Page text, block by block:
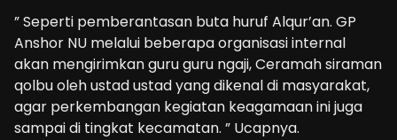
” Seperti pemberantasan buta huruf Alqur’an. GP
Anshor NU melalui beberapa organisasi internal
akan mengirimkan guru guru ngaji, Ceramah siraman
qolbu oleh ustad ustad yang dikenal di masyarakat,
agar perkembangan kegiatan keagamaan ini juga
sampai di tingkat kecamatan. ” Ucapnya.